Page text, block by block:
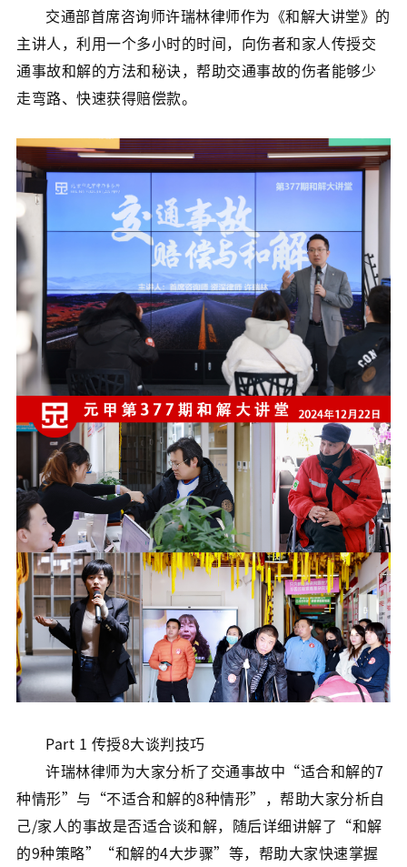
交通部首席咨询师许瑞林律师作为《和解大讲堂》的
主讲人，利用一个多小时的时间，向伤者和家人传授交
通事故和解的方法和秘诀，帮助交通事故的伤者能够少
走弯路、快速获得赔偿款。
Part 1 传授8大谈判技巧
许瑞林律师为大家分析了交通事故中“适合和解的7
种情形”与“不适合和解的8种情形”，帮助大家分析自
己/家人的事故是否适合谈和解，随后详细讲解了“和解
的9种策略”“和解的4大步骤”等，帮助大家快速掌握